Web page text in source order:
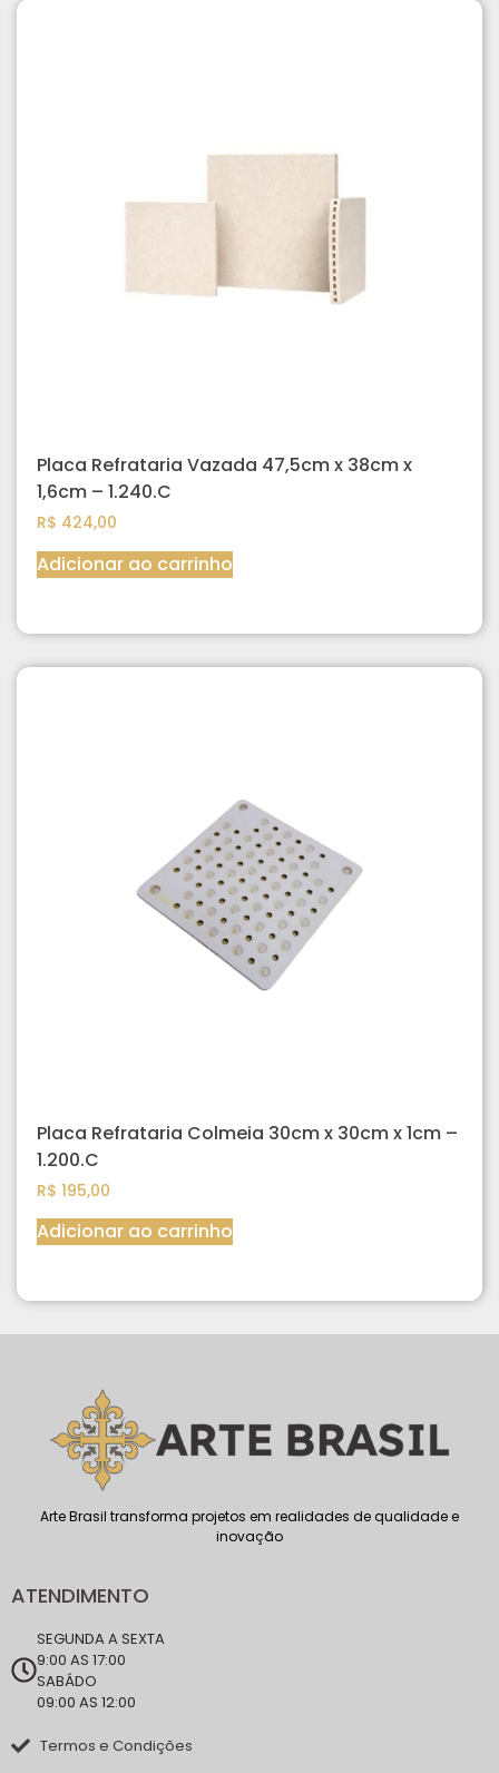
Placa Refrataria Vazada 47,5cm x 38cm x
1,6cm – 1.240.C
R$ 424,00
Adicionar ao carrinho
Placa Refrataria Colmeia 30cm x 30cm x 1cm –
1.200.C
R$ 195,00
Adicionar ao carrinho
Arte Brasil transforma projetos em realidades de qualidade e
inovação
ATENDIMENTO
SEGUNDA A SEXTA
9:00 AS 17:00
SABÁDO
09:00 AS 12:00
Termos e Condições